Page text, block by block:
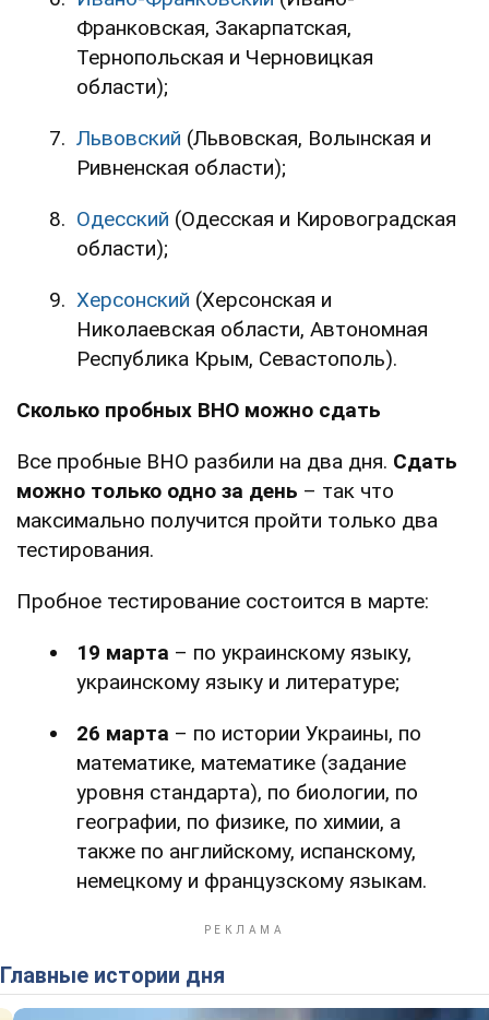
Франковская, Закарпатская,
Тернопольская и Черновицкая
области);
Львовский (Львовская, Волынская и
Ривненская области);
Одесский (Одесская и Кировоградская
области);
Херсонский (Херсонская и
Николаевская области, Автономная
Республика Крым, Севастополь).
Сколько пробных ВНО можно сдать
Все пробные ВНО разбили на два дня. Сдать
можно только одно за день – так что
максимально получится пройти только два
тестирования.
Пробное тестирование состоится в марте:
19 марта – по украинскому языку,
украинскому языку и литературе;
26 марта – по истории Украины, по
математике, математике (задание
уровня стандарта), по биологии, по
географии, по физике, по химии, а
также по английскому, испанскому,
немецкому и французскому языкам.
Главные истории дня